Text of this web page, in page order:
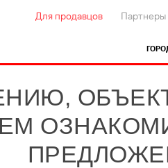
Для продавцов Партнеры